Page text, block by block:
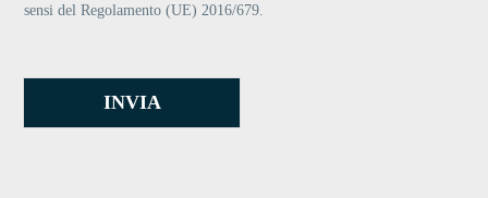
sensi del Regolamento (UE) 2016/679.
INVIA